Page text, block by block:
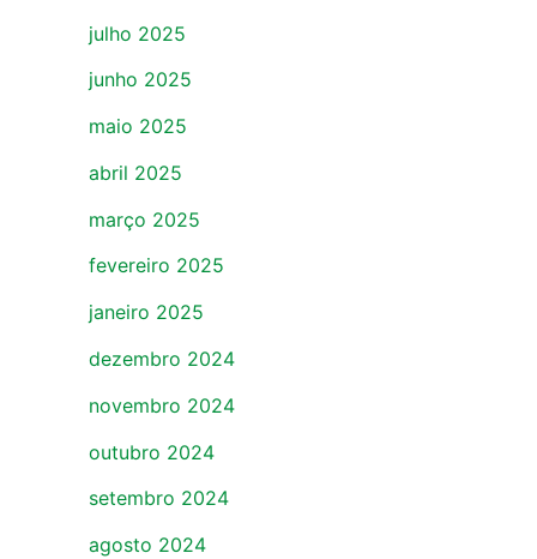
julho 2025
junho 2025
maio 2025
abril 2025
março 2025
fevereiro 2025
janeiro 2025
dezembro 2024
novembro 2024
outubro 2024
setembro 2024
agosto 2024